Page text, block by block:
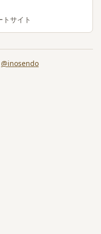
サイト
@inosendo